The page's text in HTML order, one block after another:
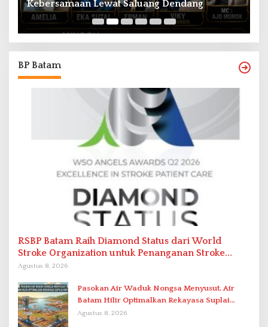
Kebersamaan Lewat Saluang Dendang
BP Batam
RSBP Batam Raih Diamond Status dari World
Stroke Organization untuk Penanganan Stroke
Berstandar Internasional
Agustus 8, 2026
Pasokan Air Waduk Nongsa Menyusut, Air
Batam Hilir Optimalkan Rekayasa Suplai
Antar-IPAM
Agustus 8, 2026